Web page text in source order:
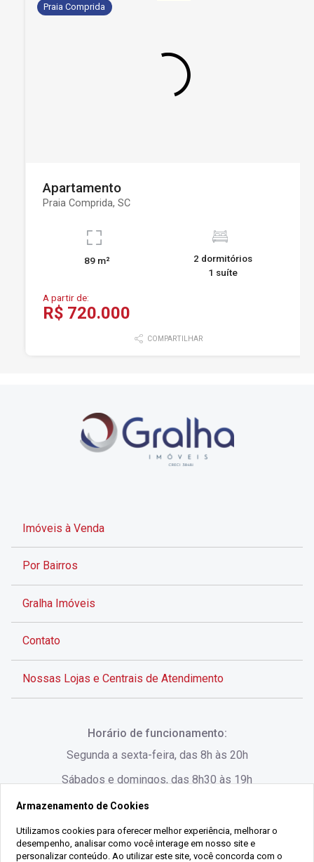
Praia Comprida
Apartamento
Praia Comprida, SC
89 m²
2 dormitórios
1 suíte
A partir de:
R$ 720.000
COMPARTILHAR
Imóveis à Venda
Por Bairros
Gralha Imóveis
Contato
Nossas Lojas e Centrais de Atendimento
Rua Lauro Linhares, 1080 - Trindade, Florianópolis -
SC
(48) 3220-1045
Horário de funcionamento:
Segunda a sexta-feira, das 8h às 20h
Sábados e domingos, das 8h30 às 19h
Armazenamento de Cookies
Utilizamos cookies para oferecer melhor experiência, melhorar o
desempenho, analisar como você interage em nosso site e
personalizar conteúdo. Ao utilizar este site, você concorda com o